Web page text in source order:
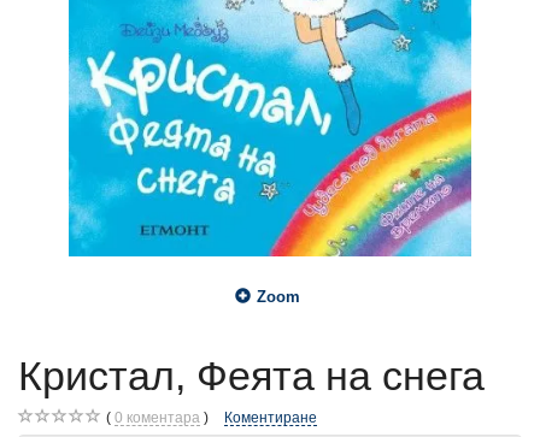
Zoom
Кристал, Феята на снега
0 коментара Коментиране